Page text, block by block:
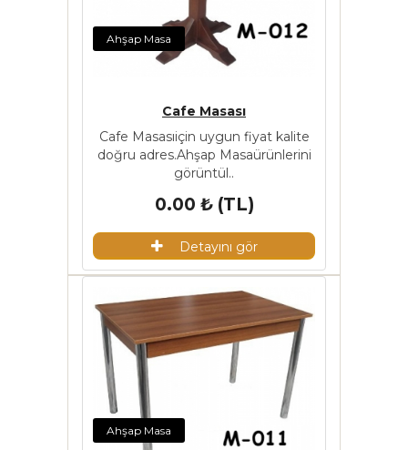
Ahşap Masa
Cafe Masası
Cafe Masasıiçin uygun fiyat kalite
doğru adres.Ahşap Masaürünlerini
görüntül..
0.00 ₺ (TL)
Detayını gör
Ahşap Masa